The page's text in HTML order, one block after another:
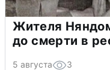
Жителя
до смерти в
5 августа 3